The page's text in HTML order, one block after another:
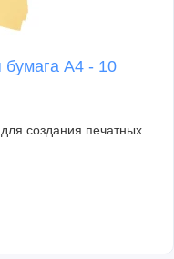
А4 - 10
создания печатных